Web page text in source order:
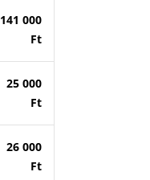
141 000
Ft
25 000
Ft
26 000
Ft